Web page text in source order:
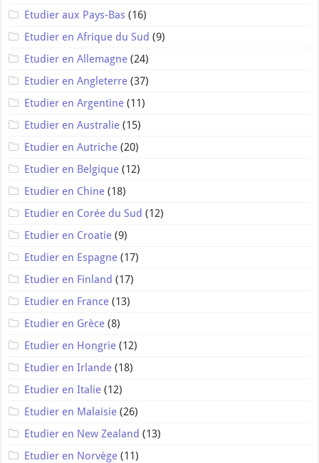
Etudier aux Pays-Bas (16)
Etudier en Afrique du Sud (9)
Etudier en Allemagne (24)
Etudier en Angleterre (37)
Etudier en Argentine (11)
Etudier en Australie (15)
Etudier en Autriche (20)
Etudier en Belgique (12)
Etudier en Chine (18)
Etudier en Corée du Sud (12)
Etudier en Croatie (9)
Etudier en Espagne (17)
Etudier en Finland (17)
Etudier en France (13)
Etudier en Grèce (8)
Etudier en Hongrie (12)
Etudier en Irlande (18)
Etudier en Italie (12)
Etudier en Malaisie (26)
Etudier en New Zealand (13)
Etudier en Norvège (11)